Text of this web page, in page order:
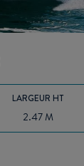
LARGEUR HT
2.47 M